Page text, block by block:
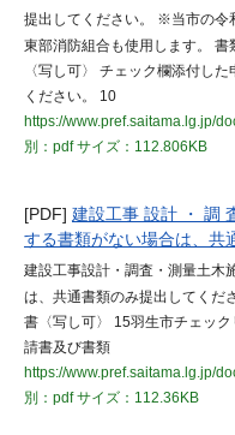
提出してください。 ※当市の令
東部消防組合も使用します。 書
〈写し可〉 チェック欄添付し
ください。 10
https://www.pref.saitama.lg.jp/
別：pdfサイズ：112.806KB
[PDF] 建設工事 設計 ・ 調
する書類がない場合は、共
建設工事設計・調査・測量土
は、共通書類のみ提出してくだ
書〈写し可〉 15羽生市チェッ
請書及び書類
https://www.pref.saitama.lg.jp/
別：pdfサイズ：112.36KB